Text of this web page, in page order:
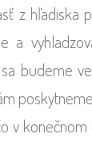
z hľadiska
budeme
v